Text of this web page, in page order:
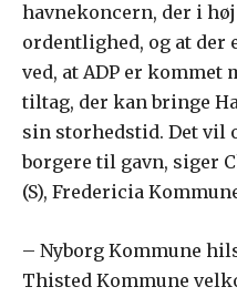
havnekoncern, der i
ordentlighed, og at der
ved, at ADP er
tiltag, der kan bringe
sin storhedstid. Det vil
borgere til gavn, siger
(S), Fredericia
– Nyborg Kommune
Thisted Kommune